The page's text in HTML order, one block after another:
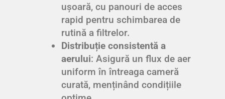
ușoară, cu panouri de acces
rapid pentru schimbarea de
rutină a filtrelor.
Distribuție consistentă a
aerului: Asigură un flux de aer
uniform în întreaga cameră
curată, menținând condițiile